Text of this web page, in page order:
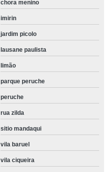
chora menino
imirin
jardim picolo
lausane paulista
limão
parque peruche
peruche
rua zilda
sitio mandaqui
vila baruel
vila ciqueira